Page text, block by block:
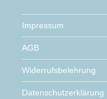
Impressum
AGB
Widerrufsbelehrung
Datenschutzerklärung